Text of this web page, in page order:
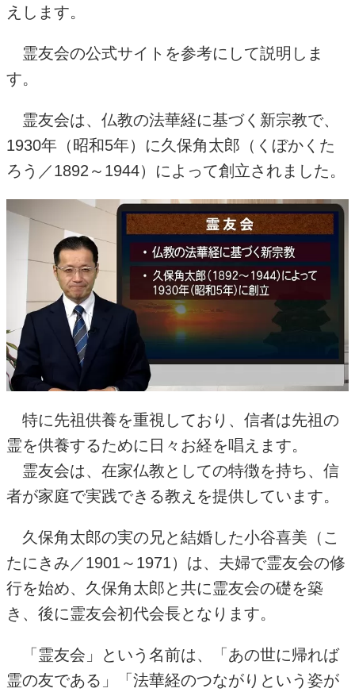
えします。
霊友会の公式サイトを参考にして説明しま
す。
霊友会は、仏教の法華経に基づく新宗教で、
1930年（昭和5年）に久保角太郎（くぼかくた
ろう／1892 ～ 1944）によって創立されました。
特に先祖供養を重視しており、信者は先祖の
霊を供養するために日々お経を唱えます。
霊友会は、在家仏教としての特徴を持ち、信
者が家庭で実践できる教えを提供しています。
久保角太郎の実の兄と結婚した小谷喜美（こ
たにきみ／1901～ 1971）は、夫婦で霊友会の修
行を始め、久保角太郎と共に霊友会の礎を築
き、後に霊友会初代会長となります。
「霊友会」という名前は、「あの世に帰れば
霊の友である」「法華経のつながりという姿が